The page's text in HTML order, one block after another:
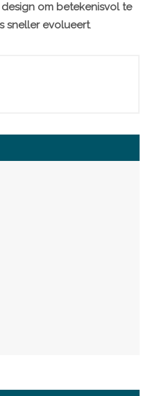
om betekenisvol te
sneller evolueert.